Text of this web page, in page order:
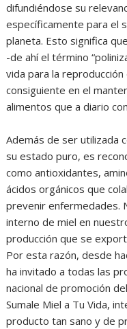
difundiéndose su
específicamente para el
planeta. Esto significa
-de ahí el término
vida para la
consiguiente en el
alimentos que a diario
Además de ser utilizada
su estado puro, es
como antioxidantes,
ácidos orgánicos que
prevenir enfermedades.
interno de miel en
producción que se
Por esta razón, desde
ha invitado a todas las
nacional de promoción
Sumale Miel a Tu Vida,
producto tan sano y de